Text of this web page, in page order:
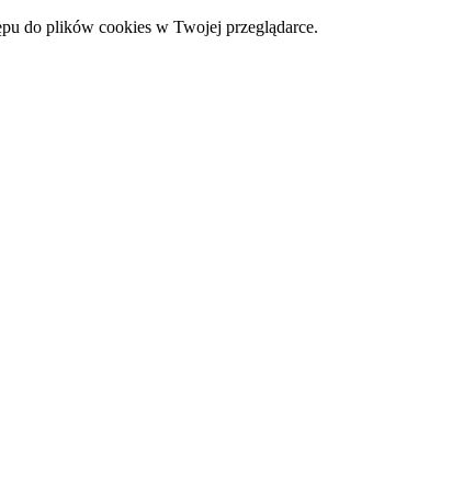
do plików cookies w Twojej przeglądarce.